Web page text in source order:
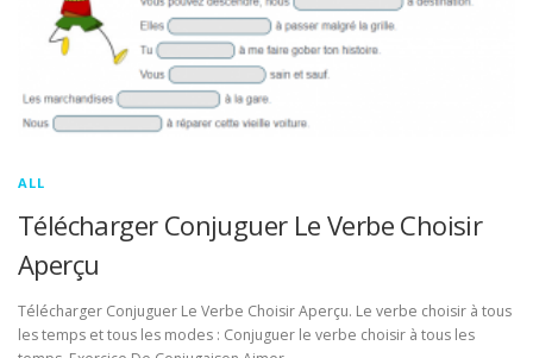
ALL
Télécharger Conjuguer Le Verbe Choisir
Aperçu
Télécharger Conjuguer Le Verbe Choisir Aperçu. Le verbe choisir à tous
les temps et tous les modes : Conjuguer le verbe choisir à tous les